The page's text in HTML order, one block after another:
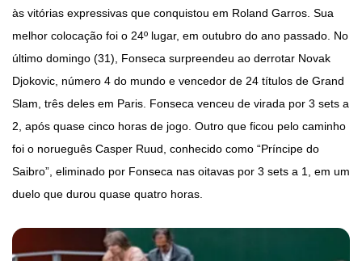
às vitórias expressivas que conquistou em Roland Garros. Sua
melhor colocação foi o 24º lugar, em outubro do ano passado. No
último domingo (31), Fonseca surpreendeu ao derrotar Novak
Djokovic, número 4 do mundo e vencedor de 24 títulos de Grand
Slam, três deles em Paris. Fonseca venceu de virada por 3 sets a
2, após quase cinco horas de jogo. Outro que ficou pelo caminho
foi o norueguês Casper Ruud, conhecido como “Príncipe do
Saibro”, eliminado por Fonseca nas oitavas por 3 sets a 1, em um
duelo que durou quase quatro horas.